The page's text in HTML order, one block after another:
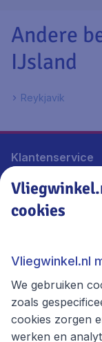
Andere
IJsland
Reykjavik
Klantenservice
Vliegwinkel.nl
Thema's
cookies
Vliegwinkel.nl
We gebruiken
zoals
cookies zorgen
werken en